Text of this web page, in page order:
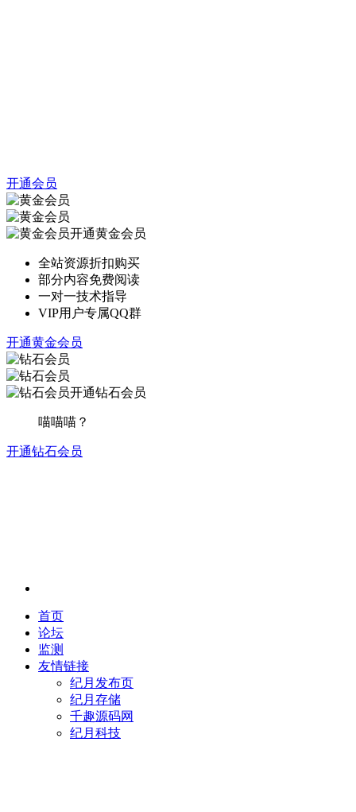
开通会员
开通黄金会员
全站资源折扣购买
部分内容免费阅读
一对一技术指导
VIP用户专属QQ群
开通黄金会员
开通钻石会员
喵喵喵？
开通钻石会员
首页
论坛
监测
友情链接
纪月发布页
纪月存储
千趣源码网
纪月科技